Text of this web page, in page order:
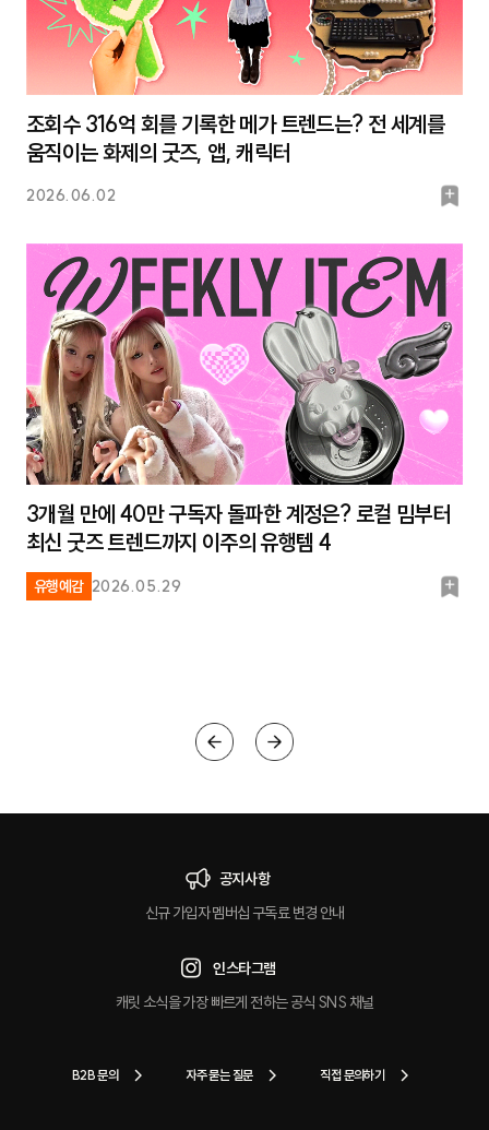
조회수 316억 회를 기록한 메가 트렌드는? 전 세계를
움직이는 화제의 굿즈, 앱, 캐릭터
2026.06.02
북
크
3개월 만에 40만 구독자 돌파한 계정은? 로컬 밈부터
최신 굿즈 트렌드까지 이주의 유행템 4
유행예감 2026.05.29
북
공지사항
신규 가입자 멤버십 구독료 변경 안내
인스타그램
캐릿 소식을 가장 빠르게 전하는 공식 SNS 채널
B2B 문의 자주 묻는 질문 직접 문의하기